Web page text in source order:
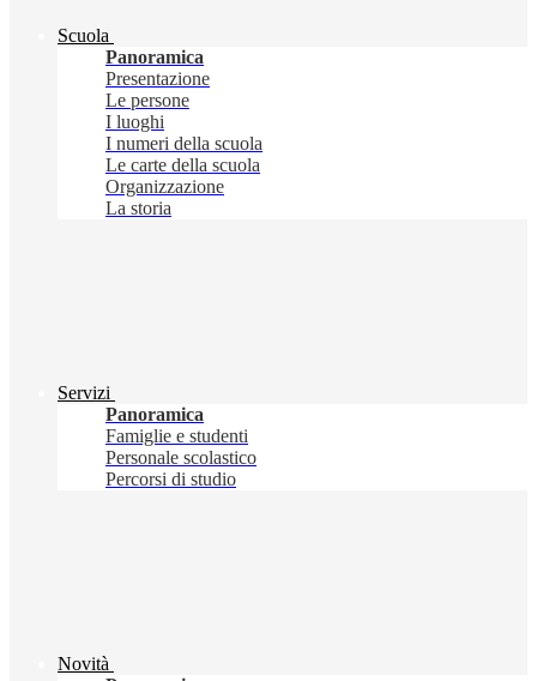
Scuola
Panoramica
Presentazione
Le persone
I luoghi
I numeri della scuola
Le carte della scuola
Organizzazione
La storia
Servizi
Panoramica
Famiglie e studenti
Personale scolastico
Percorsi di studio
Novità